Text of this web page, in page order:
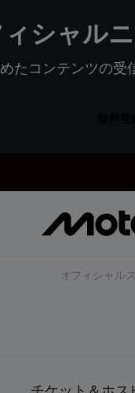
シャル
たコンテンツの
オフィシャル